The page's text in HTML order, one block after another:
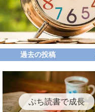
過去の投稿
ぷち読書で成長